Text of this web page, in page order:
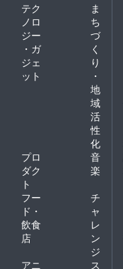
テク
ノロ
ジー
・ガ
ジェ
ット
ま
ち
づ
く
り
・
地
域
活
性
化
プロ
ダク
ト
音
楽
フー
ド・
飲食
店
チ
ャ
レ
ン
ジ
アニ
ス